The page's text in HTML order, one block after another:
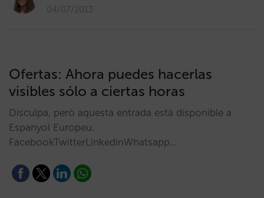
04/07/2013
Ofertas: Ahora puedes hacerlas
visibles sólo a ciertas horas
Disculpa, però aquesta entrada està disponible a
Espanyol Europeu.
FacebookTwitterLinkedinWhatsapp…